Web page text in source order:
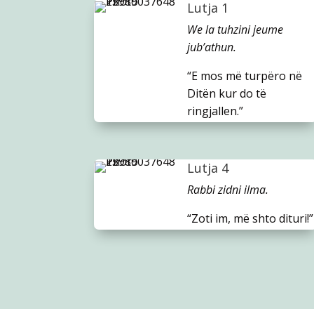
Lutja 1
We la tuhzini jeume
jub’athun.
“E mos më turpëro në
Ditën kur do të
ringjallen.”
Lutja 4
Rabbi zidni ilma.
“Zoti im, më shto dituri!”